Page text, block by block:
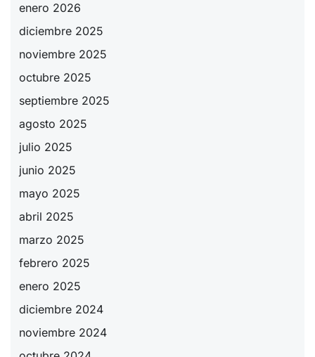
enero 2026
diciembre 2025
noviembre 2025
octubre 2025
septiembre 2025
agosto 2025
julio 2025
junio 2025
mayo 2025
abril 2025
marzo 2025
febrero 2025
enero 2025
diciembre 2024
noviembre 2024